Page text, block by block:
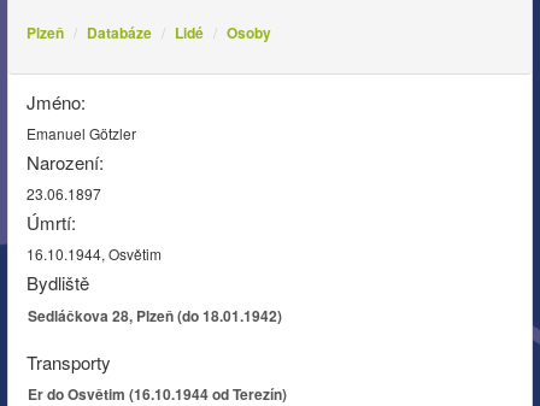
Plzeň Databáze Lidé Osoby
Jméno:
Emanuel Götzler
Narození:
23.06.1897
Úmrtí:
16.10.1944, Osvětim
Bydliště
Sedláčkova 28, Plzeň (do 18.01.1942)
Transporty
Er do Osvětim (16.10.1944 od Terezín)